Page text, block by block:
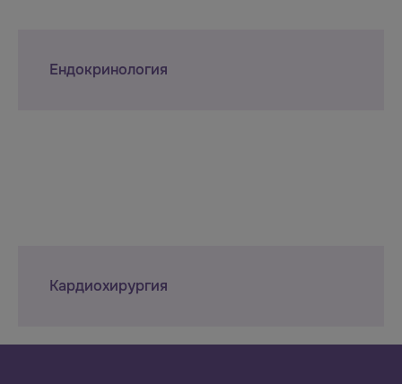
Ендокринология
Кардиохирургия